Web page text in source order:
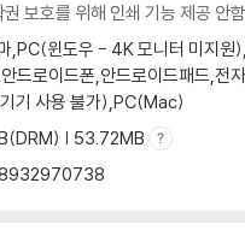
권 보호를 위해 인쇄 기능 제공 안함
,PC(윈도우 - 4K 모니터 미지원
드로이드폰,안드로이드패드,전
기 사용 불가),PC(Mac)
| 53.72MB